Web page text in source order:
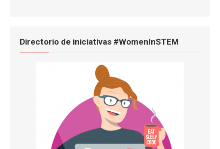
Directorio de iniciativas #WomenInSTEM